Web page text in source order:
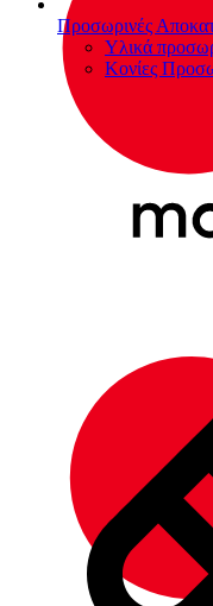
Προσωρινές
Υλικά
Κονίες